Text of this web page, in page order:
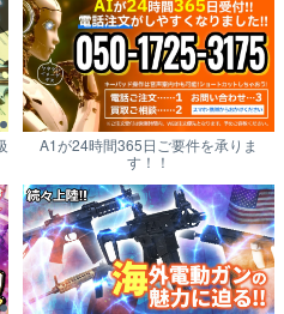
A1が24時間365日ご要件を承りま
す！！